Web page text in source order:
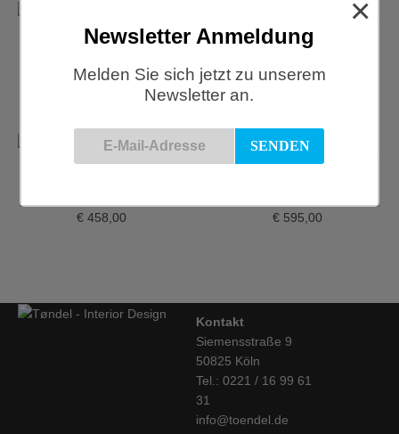
TON, Stuhl 314, Grün
TON, Stuhl 314, Nougat
€458,00
€ 595,00
Kontakt
Siemensstraße 9
50825 Köln
Tel.: 0221 / 16 99 61
31
info@toendel.de
Newsletter Anmeldung
Melden Sie sich jetzt zu unserem
Newsletter an.
×